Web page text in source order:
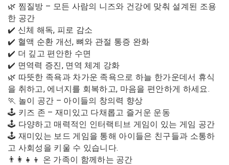
🌿 찜질방 – 모든 사람의 니즈와 건강에 맞춰 설계된 조용
한 공간
✔️ 신체 해독, 피로 감소
✔️ 혈액 순환 개선, 뼈와 관절 통증 완화
✔️ 더 깊고 편안한 수면
✔️ 면역력 증진, 면역 체계 강화
🌿 따뜻한 족욕과 차가운 족욕으로 하늘 한가운데서 휴식
을 취하고, 에너지를 회복하고, 마음을 편안하게 하세요.
🏃 놀이 공간 – 아이들의 창의력 향상
🕹 키즈 존 – 재미있고 다채롭고 즐거운 운동
🕹 다양하고 매력적인 인터랙티브 게임이 있는 게임 공간
🕹 재미있는 보드 게임을 통해 아이들은 친구들과 소통하
고 사회성을 키울 수 있습니다.
👨‍👩‍👧‍👦 온 가족이 함께하는 공간